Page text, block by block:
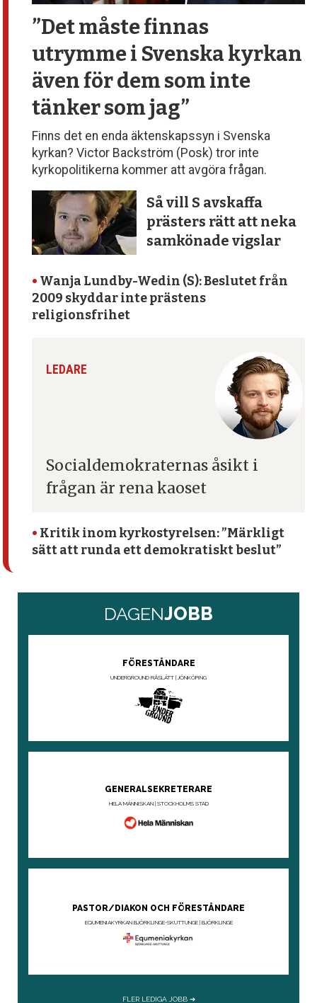
”Det måste finnas
utrymmei Svenska kyrkan
även för demsom inte
tänker som jag”
Finns det en enda äktenskapssyn i Svenska
kyrkan? Victor Backström (Posk) tror inte
kyrkopolitikerna kommer att avgöra frågan.
Så vill S avskaffa
prästers rätt att neka
samkönade vigslar
• Wanja Lundby-Wedin (S): Beslutet från
2009 skyddar inte prästens
religionsfrihet
LEDARE
Socialdemokraternas åsikt i
frågan är rena kaoset
• Kritik inom kyrko­styrelsen: ”Märkligt
sätt att runda ett demokratiskt beslut”